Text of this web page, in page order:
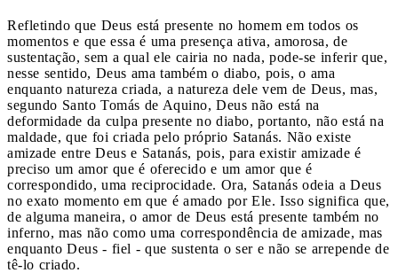
Refletindo que Deus está presente no homem em todos os
momentos e que essa é uma presença ativa, amorosa, de
sustentação, sem a qual ele cairia no nada, pode-se inferir que,
nesse sentido, Deus ama também o diabo, pois, o ama
enquanto natureza criada, a natureza dele vem de Deus, mas,
segundo Santo Tomás de Aquino, Deus não está na
deformidade da culpa presente no diabo, portanto, não está na
maldade, que foi criada pelo próprio Satanás. Não existe
amizade entre Deus e Satanás, pois, para existir amizade é
preciso um amor que é oferecido e um amor que é
correspondido, uma reciprocidade. Ora, Satanás odeia a Deus
no exato momento em que é amado por Ele. Isso significa que,
de alguma maneira, o amor de Deus está presente também no
inferno, mas não como uma correspondência de amizade, mas
enquanto Deus - fiel - que sustenta o ser e não se arrepende de
tê-lo criado.